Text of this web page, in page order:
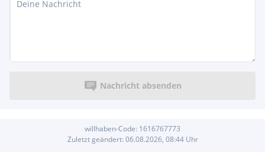
Nachricht absenden
willhaben-Code: 1616767773
Zuletzt geändert: 06.08.2026, 08:44Uhr